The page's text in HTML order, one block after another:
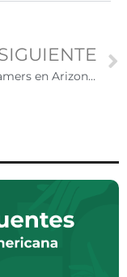
Dreamers en Arizona podrían acceder a beneficios en pagos de matrícula universitaria